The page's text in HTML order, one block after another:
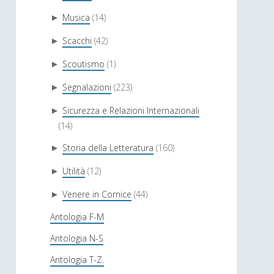
► Musica (14)
► Scacchi (42)
► Scoutismo (1)
► Segnalazioni (223)
► Sicurezza e Relazioni Internazionali
(14)
► Storia della Letteratura (160)
► Utilità (12)
► Venere in Cornice (44)
Antologia F-M
Antologia N-S
Antologia T-Z.